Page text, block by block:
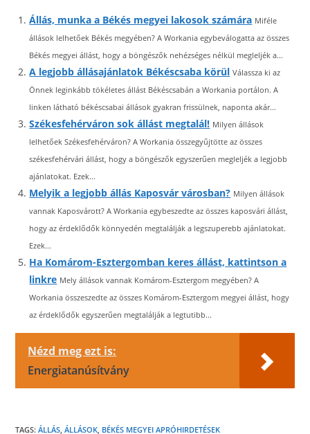
Állás, munka a Békés megyei lakosok számára Miféle
állások lelhetőek Békés megyében? A Workania egybeválogatta az összes
Békés megyei állást, hogy a böngészők nehézséges nélkül megleljék a...
A legjobb állásajánlatok Békéscsaba körül Válassza ki az
Önnek leginkább tökéletes állást Békéscsabán a Workania portálon. A
linken látható békéscsabai állások gyakran frissülnek, naponta akár...
Székesfehérváron sok állást megtalál! Milyen állások
lelhetőek Székesfehérváron? A Workania összegyűjtötte az összes
székesfehérvári állást, hogy a böngészők egyszerűen megleljék a legjobb
ajánlatokat. Ezek...
Melyik a legjobb állás Kaposvár városban? Milyen állások
vannak Kaposvárott? A Workania egybeszedte az összes kaposvári állást,
hogy az érdeklődők könnyedén megtalálják a legszuperebb ajánlatokat.
Ezek...
Ha Komárom-Esztergomban keres állást, kattintson a
linkre Mely állások vannak Komárom-Esztergom megyében? A
Workania összeszedte az összes Komárom-Esztergom megyei állást, hogy
az érdeklődők egyszerűen megtalálják a legtutibb...
Nézd meg ezt is:
Energiatanúsítvány
TAGS:ÁLLÁS, ÁLLÁSOK, BÉKÉS MEGYEI APRÓHIRDETÉSEK